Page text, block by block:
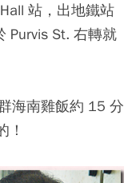
站，出地鐵站
Purvis St. 右轉就
海南雞飯約 15 分
！